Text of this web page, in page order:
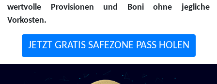
wertvolle Provisionen und Boni ohne jegliche
Vorkosten.
JETZT GRATIS SAFEZONE PASS HOLEN